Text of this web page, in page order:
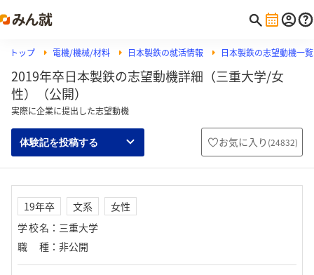
トップ 電機/機械/材料 日本製鉄の就活情報 日本製鉄の志望動機一覧
2019年卒日本製鉄の志望動機詳細（三重大学/女
性）（公開）
実際に企業に提出した志望動機
体験記を投稿する お気に入り (24832)
19年卒 文系
女性
学校名 ： 三重大学
職種 ： 非公開